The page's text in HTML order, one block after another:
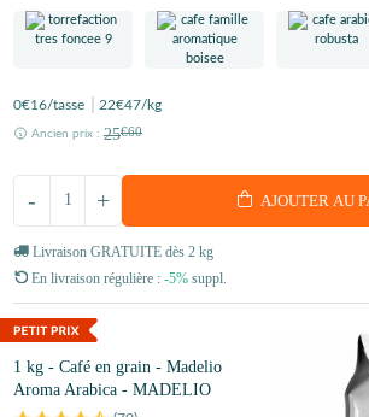
0€16/tasse 22€47/kg
Ancien prix : 25€60
+
- AJOUTER AU
Livraison GRATUITE dès 2 kg
En livraison régulière : -5% suppl.
1 kg - Café en grain - Madelio
Aroma Arabica - MADELIO